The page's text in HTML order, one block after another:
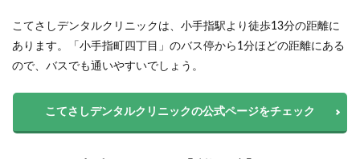
こてさしデンタルクリニックは、小手指駅より徒歩13分の距離に
あります。「小手指町四丁目」のバス停から1分ほどの距離にある
ので、バスでも通いやすいでしょう。
こてさしデンタルクリニックの公式ページをチェック